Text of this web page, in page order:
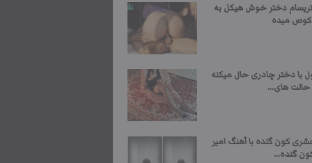
دختر خوش هیکل به
کوص میده
با دختر چادری حال میکنه
حالت های...
کون گنده با آهنگ امیر
کون گنده...